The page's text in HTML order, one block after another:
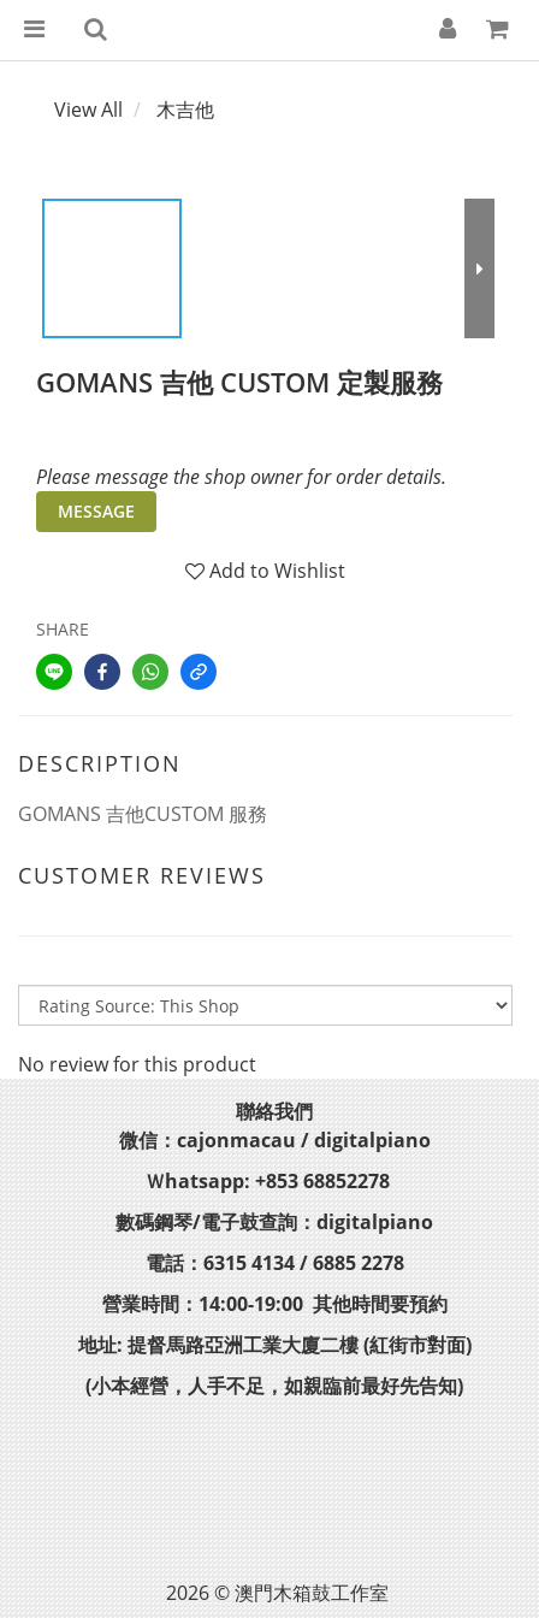
View All 木吉他
GOMANS 吉他 CUSTOM 定製服務
Please message the shop owner for order details.
MESSAGE
Add to Wishlist
SHARE
DESCRIPTION
GOMANS 吉他CUSTOM 服務
CUSTOMER REVIEWS
No review for this product
聯絡我們
微信：cajonmacau / digitalpiano
Ｗhatsapp: +853 68852278
數碼鋼琴/電子鼓查詢：digitalpiano
電話：6315 4134 / 6885 2278
營業時間：14:00-19:00 其他時間要預約
地址: 提督馬路亞洲工業大廈二樓 (紅街市對面)
(小本經營，人手不足，如親臨前最好先告知)
2026 © 澳門木箱鼓工作室